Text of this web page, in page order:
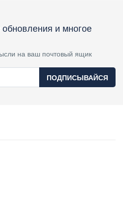
обновления и многое
на ваш почтовый ящик
ПОДПИСЫВАЙСЯ